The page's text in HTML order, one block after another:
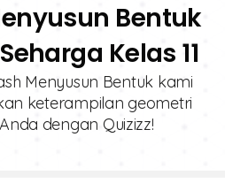
Bentuk
Kelas 11
Menyusun Bentuk kami
keterampilan geometri
dengan Quizizz!